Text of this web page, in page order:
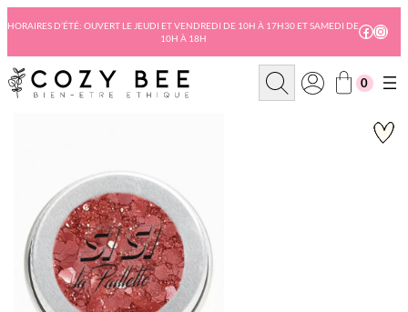
au
HORAIRES D’ÉTÉ: OUVERT LE JEUDI ET VENDREDI DE 10H À 17H30 ET SAMEDI DE
10H À 18H
R
c
0